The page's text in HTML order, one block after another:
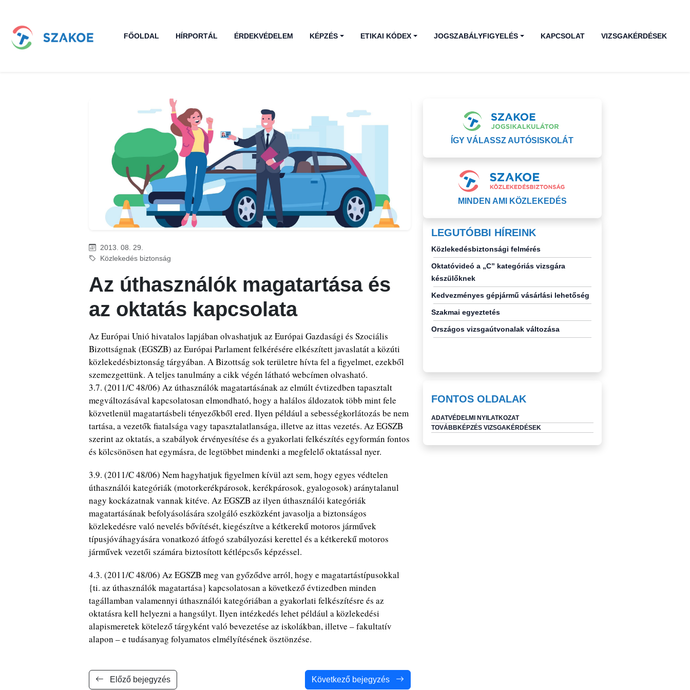
FŐOLDAL HÍRPORTÁL ÉRDEKVÉDELEM KÉPZÉS ETIKAI KÓDEX JOGSZABÁLYFIGYELÉS KAPCSOLAT VIZSGAKÉRDÉSEK
2013. 08. 29.
Közlekedés biztonság
Az úthasználók magatartása és
az oktatás kapcsolata
Az Európai Unió hivatalos lapjában olvashatjuk az Európai Gazdasági és Szociális
Bizottságnak (EGSZB) az Európai Parlament felkérésére elkészített javaslatát a közúti
közlekedésbiztonság tárgyában. A Bizottság sok területre hívta fel a figyelmet, ezekből
szemezgettünk. A teljes tanulmány a cikk végén látható webcímen olvasható.
3.7. (2011/C 48/06) Az úthasználók magatartásának az elmúlt évtizedben tapasztalt
megváltozásával kapcsolatosan elmondható, hogy a halálos áldozatok több mint fele
közvetlenül magatartásbeli tényezőkből ered. Ilyen például a sebességkorlátozás be nem
tartása, a vezetők fiatalsága vagy tapasztalatlansága, illetve az ittas vezetés. Az EGSZB
szerint az oktatás, a szabályok érvényesítése és a gyakorlati felkészítés egyformán fontos
és kölcsönösen hat egymásra, de legtöbbet mindenki a megfelelő oktatással nyer.
3.9. (2011/C 48/06) Nem hagyhatjuk figyelmen kívül azt sem, hogy egyes védtelen
úthasználói kategóriák (motorkerékpárosok, kerékpárosok, gyalogosok) aránytalanul
nagy kockázatnak vannak kitéve. Az EGSZB az ilyen úthasználói kategóriák
magatartásának befolyásolására szolgáló eszközként javasolja a biztonságos
közlekedésre való nevelés bővítését, kiegészítve a kétkerekű motoros járművek
típusjóváhagyására vonatkozó átfogó szabályozási kerettel és a kétkerekű motoros
járművek vezetői számára biztosított kétlépcsős képzéssel.
4.3. (2011/C 48/06) Az EGSZB meg van győződve arról, hogy e magatartástípusokkal
{ti. az úthasználók magatartása} kapcsolatosan a következő évtizedben minden
tagállamban valamennyi úthasználói kategóriában a gyakorlati felkészítésre és az
oktatásra kell helyezni a hangsúlyt. Ilyen intézkedés lehet például a közlekedési
alapismeretek kötelező tárgyként való bevezetése az iskolákban, illetve – fakultatív
alapon – e tudásanyag folyamatos elmélyítésének ösztönzése.
Előző bejegyzés Következő bejegyzés
ÍGY VÁLASSZ AUTÓSISKOLÁT
MINDEN AMI KÖZLEKEDÉS
LEGUTÓBBI HÍREINK
Közlekedésbiztonsági felmérés
Oktatóvideó a „C” kategóriás vizsgára
készülőknek
Kedvezményes gépjármű vásárlási lehetőség
Szakmai egyeztetés
Országos vizsgaútvonalak változása
FONTOS OLDALAK
ADATVÉDELMI NYILATKOZAT
TOVÁBBKÉPZÉS VIZSGAKÉRDÉSEK